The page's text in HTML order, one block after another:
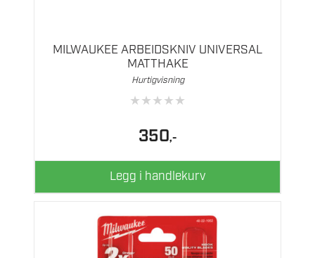
MILWAUKEE ARBEIDSKNIV UNIVERSAL
MATTHAKE
Hurtigvisning
★★★★★
350,-
Legg i handlekurv